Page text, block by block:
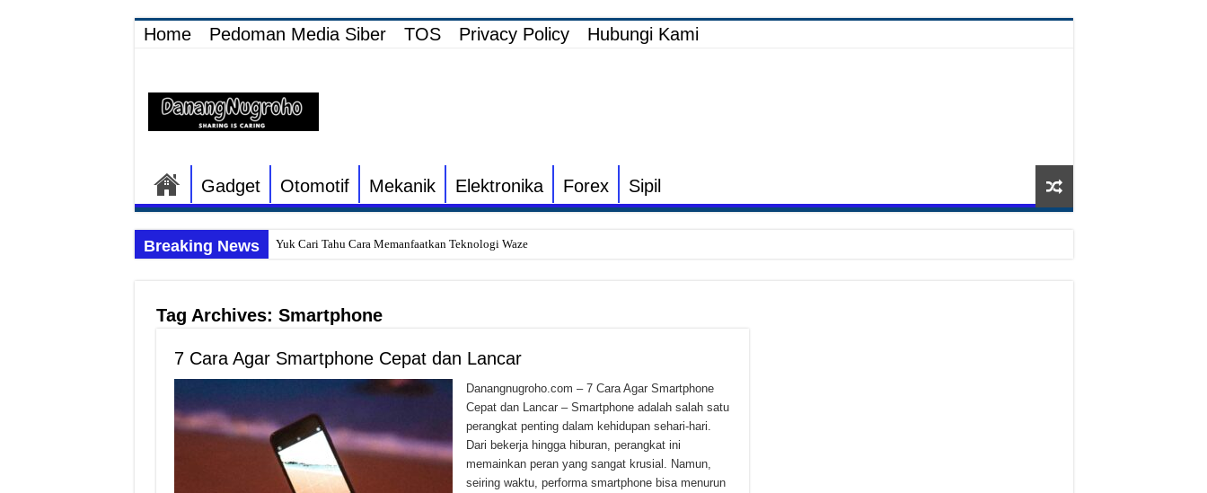
Home Pedoman Media Siber TOS Privacy Policy Hubungi Kami
Gadget Otomotif Mekanik Elektronika Forex Sipil
Breaking News Yuk Cari Tahu Cara Memanfaatkan Teknologi Waze
Tutorial Memasang Kabel Listrik untuk Pengairan Tambak dengan Elektronik Khusus
Elektronik Canggih, Kulkas Inverter vs Non-Inverter
Tips Atasi Motor Bunyi Kletek-Kletek Tanpa Panik Undang Mekanik
Mekanik Pemula? Ini Cara Cerdas Memilih Oli Asli Biar Gak Ketipu
Mekanik Pemula Wajib Tahu Cara Jitu Atasi Rantai Motor Patah
Tag Archives: Smartphone
7 Cara Agar Smartphone Cepat dan Lancar
Danangnugroho.com – 7 Cara Agar Smartphone
Cepat dan Lancar – Smartphone adalah salah satu
perangkat penting dalam kehidupan sehari-hari.
Dari bekerja hingga hiburan, perangkat ini
memainkan peran yang sangat krusial. Namun,
seiring waktu, performa smartphone bisa menurun